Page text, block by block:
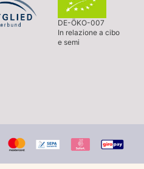
DE-ÖKO-007
In relazione a cibo
e semi